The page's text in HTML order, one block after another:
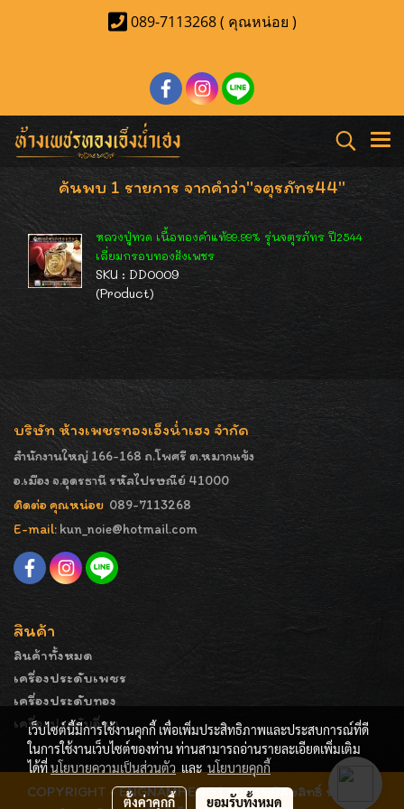
089-7113268 ( คุณหน่อย )
ค้นพบ 1 รายการ จากคำว่า"จตุรภัทร44"
หลวงปู่ทวด เนื้อทองคำแท้99.99% รุ่นจตุรภัทร ปี2544
เลี่ยมกรอบทองฝังเพชร
SKU : DD0009
(Product)
บริษัท ห้างเพชรทองเอ็งน่ำเฮง จำกัด
สำนักงานใหญ่ 166-168 ถ.โพศรี ต.หมากแข้ง
อ.เมือง จ.อุดรธานี รหัสไปรษณีย์ 41000
ติดต่อ คุณหน่อย 089-7113268
E-mail: kun_noie@hotmail.com
สินค้า
สินค้าทั้งหมด
เครื่องประดับเพชร
เครื่องประดับทอง
เครื่องประดับอื่นๆ
COPYRIGHT - ENGNAMHENG | รูปภาพมีลิขสิทธิ์ ห้ามมิให้
เว็บไซต์นี้มีการใช้งานคุกกี้ เพื่อเพิ่มประสิทธิภาพและประสบการณ์ที่ดี
ในการใช้งานเว็บไซต์ของท่าน ท่านสามารถอ่านรายละเอียดเพิ่มเติม
ได้ที่นโยบายความเป็นส่วนตัว และ นโยบายคุกกี้
ตั้งค่าคุกกี้ ยอมรับทั้งหมด